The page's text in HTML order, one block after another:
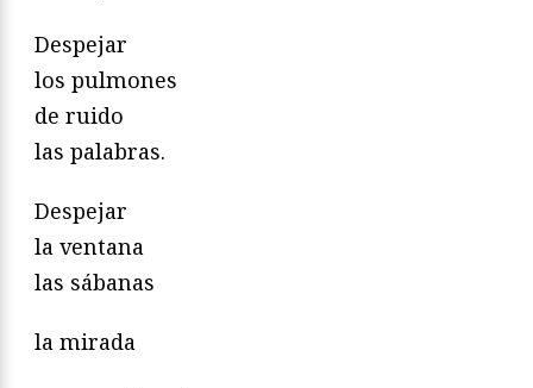
Despejar
los pulmones
de ruido
las palabras.
Despejar
la ventana
las sábanas
la mirada